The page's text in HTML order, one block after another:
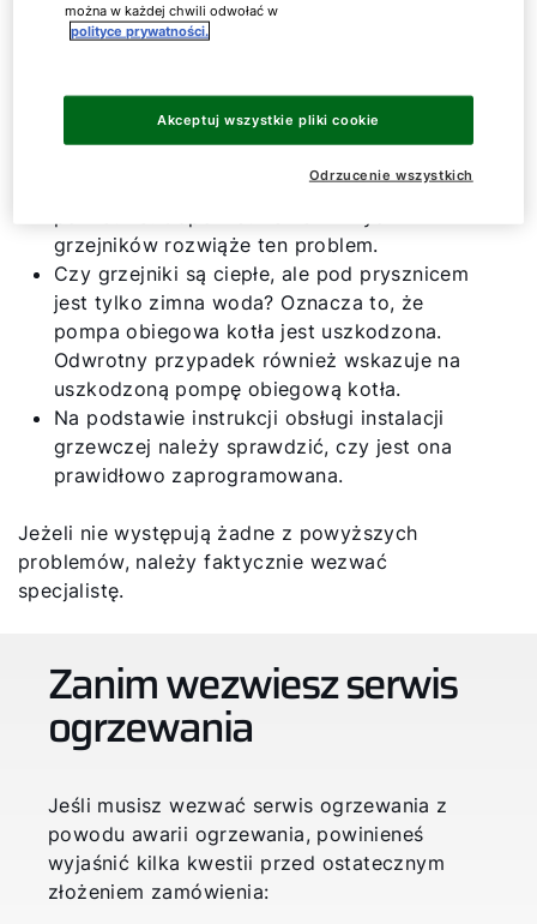
W przypadku awarii ogrzewania nie trzeba od
razu wzywać serwisu ogrzewania. Najpierw
Czy niektóre grzejniki są ciepłe, podczas gdy
zimnych grzejnikach jest prawdopodobnie
grzejników rozwiąże ten problem.
Czy grzejniki są ciepłe, ale pod prysznicem
jest tylko zimna woda? Oznacza to, że
pompa obiegowa kotła jest uszkodzona.
Odwrotny przypadek również wskazuje na
uszkodzoną pompę obiegową kotła.
Na podstawie instrukcji obsługi instalacji
grzewczej należy sprawdzić, czy jest ona
prawidłowo zaprogramowana.
Jeżeli nie występują żadne z powyższych
problemów, należy faktycznie wezwać
specjalistę.
Zanim wezwiesz serwis
ogrzewania
Jeśli musisz wezwać serwis ogrzewania z
powodu awarii ogrzewania, powinieneś
wyjaśnić kilka kwestii przed ostatecznym
złożeniem zamówienia:
można w każdej chwili odwołać w
polityce prywatności.
Odrzucenie wszystkich
Akceptuj wszystkie pliki cookie